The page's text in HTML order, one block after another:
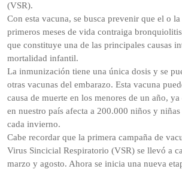
(VSR).
Con esta vacuna, se busca prevenir que el o la
primeros meses de vida contraiga
que constituye una de las principales causas
mortalidad infantil.
La inmunización tiene una única dosis y se
otras vacunas del embarazo. Esta vacuna
causa de muerte en los menores de un año,
en nuestro país afecta a 200.000 niños y
cada invierno.
Cabe recordar que la primera campaña de
Virus Sincicial Respiratorio (VSR) se llevó a
marzo y agosto. Ahora se inicia una nueva